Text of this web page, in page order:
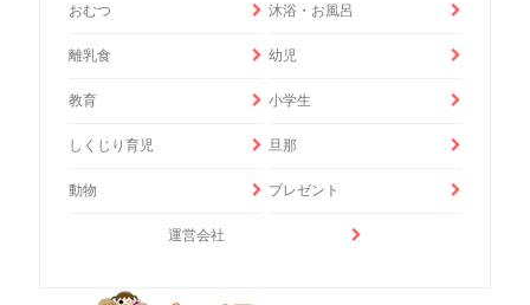
おむつ 沐浴・お風呂
離乳食 幼児
教育 小学生
しくじり育児 旦那
動物 プレゼント
運営会社